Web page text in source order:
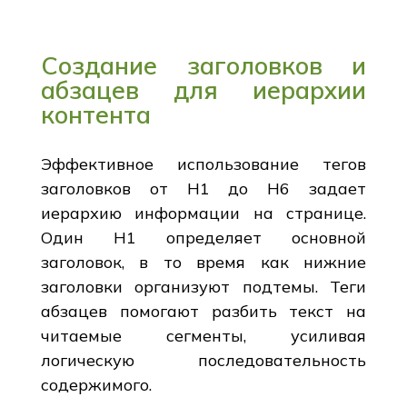
Создание заголовков и
абзацев для иерархии
контента
Эффективное использование тегов
заголовков от H1 до H6 задает
иерархию информации на странице.
Один H1 определяет основной
заголовок, в то время как нижние
заголовки организуют подтемы. Теги
абзацев помогают разбить текст на
читаемые сегменты, усиливая
логическую последовательность
содержимого.